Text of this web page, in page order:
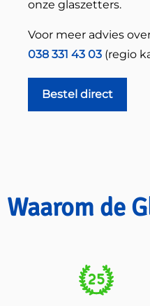
onze glaszetters.
Voor meer advies
038 331 43 03 (regio
Bestel direct
Waarom de